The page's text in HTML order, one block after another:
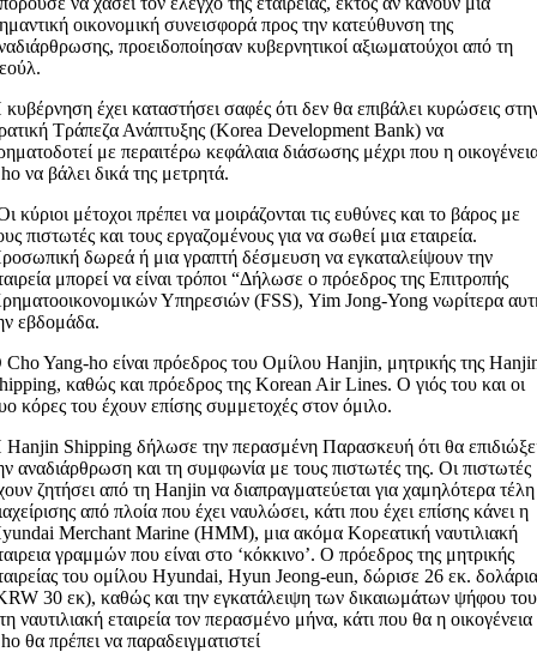
οικονομική συνεισφορά προς την κατεύθυνση της
προειδοποίησαν κυβερνητικοί αξιωματούχοι από τη
έχει καταστήσει σαφές ότι δεν θα επιβάλει κυρώσεις
Τράπεζα Ανάπτυξης (Korea Development Bank) να
με περαιτέρω κεφάλαια διάσωσης μέχρι που η
να βάλει δικά της μετρητά.
κύριοι μέτοχοι πρέπει να μοιράζονται τις ευθύνες και το βάρος με
πιστωτές και τους εργαζομένους για να σωθεί μια εταιρεία.
δωρεά ή μια γραπτή δέσμευση να εγκαταλείψουν την
μπορεί να είναι τρόποι “Δήλωσε ο πρόεδρος της Επιτροπής
Υπηρεσιών (FSS), Yim Jong-Yong νωρίτερα
εβδομάδα.
Yang-ho είναι πρόεδρος του Ομίλου Hanjin, μητρικής της
καθώς και πρόεδρος της Korean Air Lines. Ο γιός του και οι
κόρες του έχουν επίσης συμμετοχές στον όμιλο.
Shipping δήλωσε την περασμένη Παρασκευή ότι θα
αναδιάρθρωση και τη συμφωνία με τους πιστωτές της. Οι πιστωτές
ζητήσει από τη Hanjin να διαπραγματεύεται για χαμηλότερα τέλη
από πλοία που έχει ναυλώσει, κάτι που έχει επίσης κάνει η
Merchant Marine (HMM), μια ακόμα Κορεατική ναυτιλιακή
γραμμών που είναι στο ‘κόκκινο’. Ο πρόεδρος της μητρικής
του ομίλου Hyundai, Hyun Jeong-eun, δώρισε 26 εκ.
30 εκ), καθώς και την εγκατάλειψη των δικαιωμάτων ψήφου του
ναυτιλιακή εταιρεία τον περασμένο μήνα, κάτι που θα η οικογένεια
θα πρέπει να παραδειγματιστεί